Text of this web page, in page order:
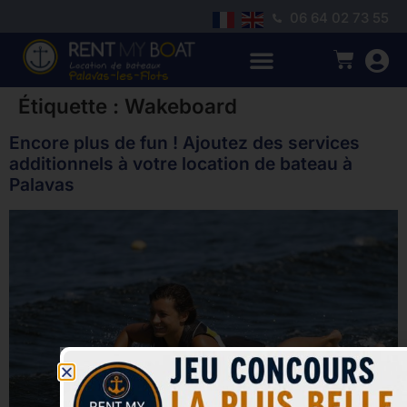
06 64 02 73 55
Étiquette : Wakeboard
Encore plus de fun ! Ajoutez des services
additionnels à votre location de bateau à
Palavas